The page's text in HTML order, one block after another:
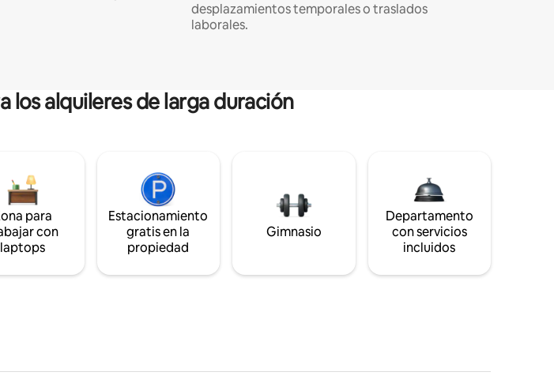
desplazamientos temporales o traslados
laborales.
los alquileres de larga duración
para
con
laptops
Estacionamiento
gratis en la
propiedad
Gimnasio
Departamento
con servicios
incluidos